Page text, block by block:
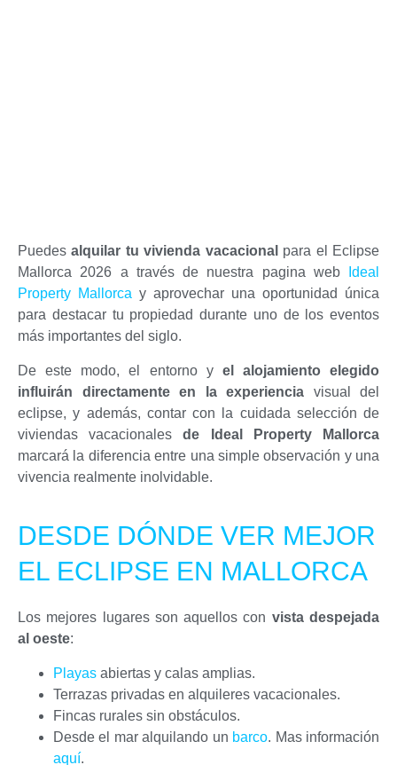
Puedesalquilar tu vivienda vacacional para el Eclipse
Mallorca 2026 a través de nuestra pagina web
Ideal
Property Mallorca y aprovechar una oportunidad única
para destacar tu propiedad durante uno de los eventos
más importantes del siglo.
De este modo, el entorno y el alojamiento elegido
influirán directamente en la experiencia visual del
eclipse, y además, contar con la cuidada selección de
viviendas vacacionalesde Ideal Property Mallorca
marcará la diferencia entre una simple observación y una
vivencia realmente inolvidable.
DESDE DÓNDE VER MEJOR
EL ECLIPSE EN MALLORCA
Los mejores lugares son aquellos con vista despejada
al oeste:
Playas abiertas y calas amplias.
Terrazas privadas en alquileres vacacionales.
Fincas rurales sin obstáculos.
Desde el mar alquilando un barco. Mas información
aquí.